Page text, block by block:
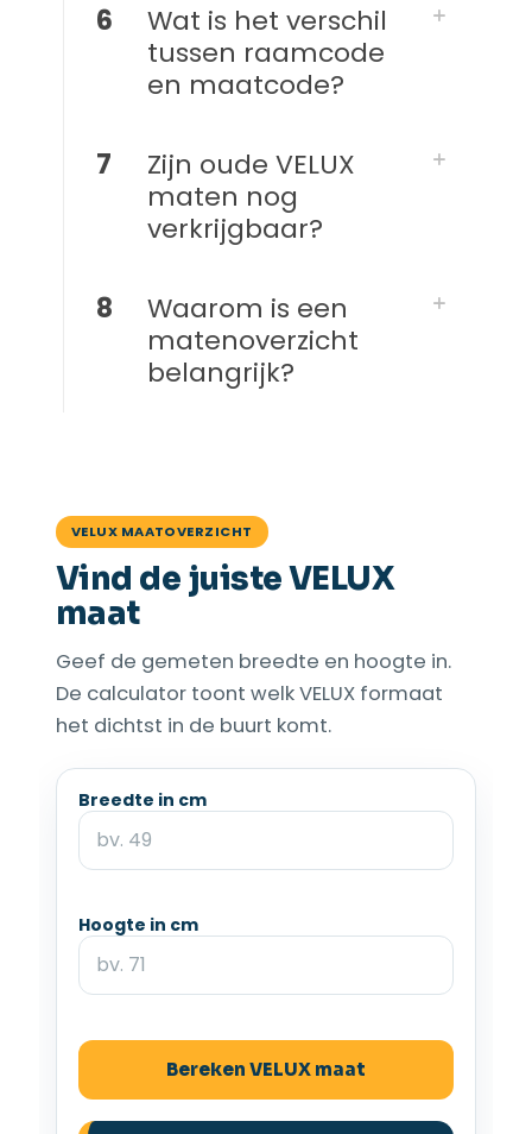
6
Wat is het verschil
tussen raamcode
en maatcode?
7
Zijn oude VELUX
maten nog
verkrijgbaar?
8
Waarom is een
matenoverzicht
belangrijk?
VELUX MAATOVERZICHT
Vind de juiste VELUX
maat
Geef de gemeten breedte en hoogte in.
De calculator toont welk VELUX formaat
het dichtst in de buurt komt.
Breedte in cm
Hoogte in cm
Bereken VELUX maat